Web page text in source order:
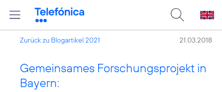
Zurück zu Blogartikel 2021 21.03.2018
Gemeinsames Forschungsprojekt in
Bayern: